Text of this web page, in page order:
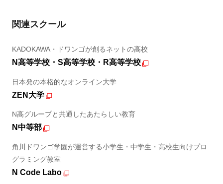
関連スクール
KADOKAWA・ドワンゴが創るネットの高校
N高等学校・S高等学校・R高等学校
日本発の本格的なオンライン大学
ZEN大学
N高グループと共通したあたらしい教育
N中等部
角川ドワンゴ学園が運営する小学生・中学生・高校生向けプロ
グラミング教室
N Code Labo